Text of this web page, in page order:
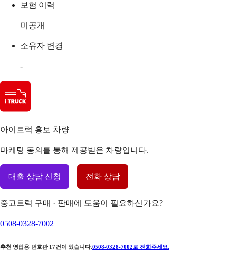
보험 이력
미공개
소유자 변경
-
아이트럭 홍보 차량
마케팅 동의를 통해 제공받은 차량입니다.
대출 상담 신청 전화 상담
중고트럭 구매 · 판매에 도움이 필요하신가요?
0508-0328-7002
추천 영업용 번호판 17건이 있습니다.0508-0328-7002 로 전화주세요.